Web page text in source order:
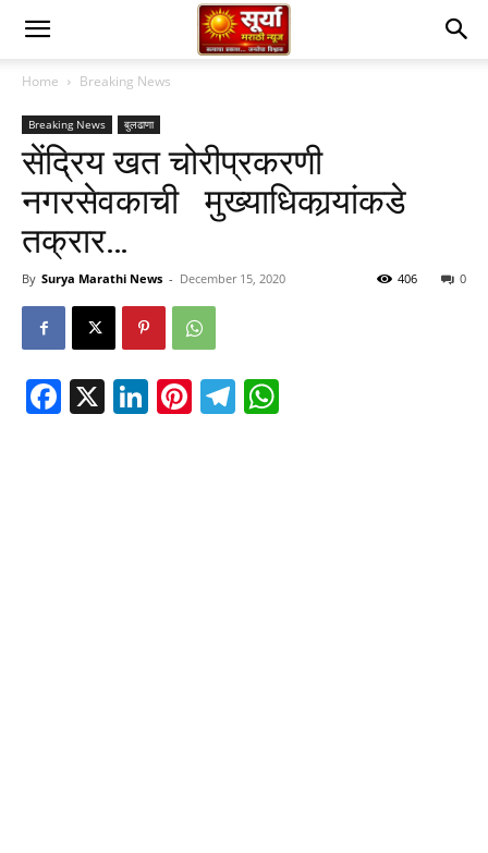
Home Breaking News
Breaking News बुलढाणा
सेंद्रिय खत चोरीप्रकरणी
नगरसेवकाची मुख्याधिकार्‍यांकडे
तक्रार…
By Surya Marathi News - December 15, 2020 0
406
Facebook
X LinkedIn
Pinterest
Telegram